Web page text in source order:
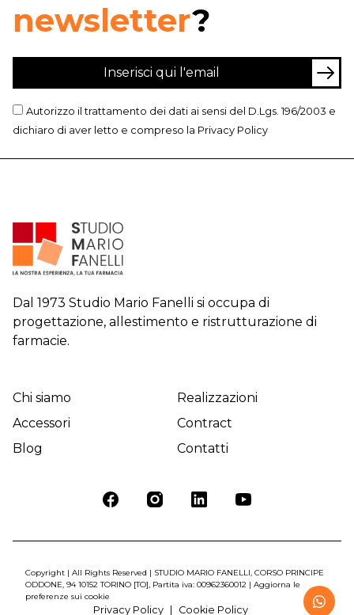
newsletter?
Autorizzo il trattamento dei dati ai sensi del D.Lgs. 196/2003 e
dichiaro di aver letto e compreso la Privacy Policy
Dal 1973 Studio Mario Fanelli si occupa di
progettazione, allestimento e ristrutturazione di
farmacie.
Chi siamo
Realizzazioni
Accessori
Contract
Blog
Contatti
Copyright | All Rights Reserved | STUDIO MARIO FANELLI, CORSO PRINCIPE
ODDONE, 94 10152 TORINO [TO], Partita iva: 00962360012 | Aggiorna le
preferenze sui cookie
Privacy Policy Cookie Policy